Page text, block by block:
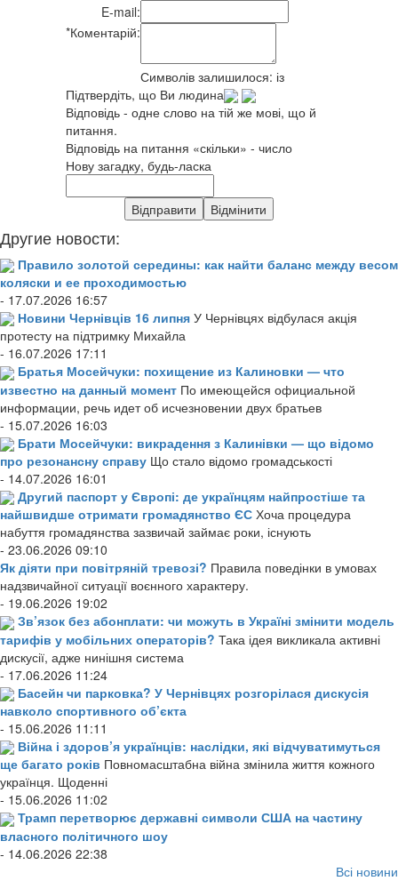
E-mail:
*Коментарій:
Символів залишилося: із
Підтвердіть, що Ви людина
Відповідь - одне слово на тій же мові, що й
питання.
Відповідь на питання «скільки» - число
Нову загадку, будь-ласка
Другие новости:
Правило золотой середины: как найти баланс между весом
коляски и ее проходимостью
- 17.07.2026 16:57
Новини Чернівців 16 липня У Чернівцях відбулася акція
протесту на підтримку Михайла
- 16.07.2026 17:11
Братья Мосейчуки: похищение из Калиновки — что
известно на данный момент По имеющейся официальной
информации, речь идет об исчезновении двух братьев
- 15.07.2026 16:03
Брати Мосейчуки: викрадення з Калинівки — що відомо
про резонансну справу Що стало відомо громадськості
- 14.07.2026 16:01
Другий паспорт у Європі: де українцям найпростіше та
найшвидше отримати громадянство ЄС Хоча процедура
набуття громадянства зазвичай займає роки, існують
- 23.06.2026 09:10
Як діяти при повітряній тревозі? Правила поведінки в умовах
надзвичайної ситуації воєнного характеру.
- 19.06.2026 19:02
Зв’язок без абонплати: чи можуть в Україні змінити модель
тарифів у мобільних операторів? Така ідея викликала активні
дискусії, адже нинішня система
- 17.06.2026 11:24
Басейн чи парковка? У Чернівцях розгорілася дискусія
навколо спортивного об’єкта
- 15.06.2026 11:11
Війна і здоров’я українців: наслідки, які відчуватимуться
ще багато років Повномасштабна війна змінила життя кожного
українця. Щоденні
- 15.06.2026 11:02
Трамп перетворює державні символи США на частину
власного політичного шоу
- 14.06.2026 22:38
Всі новини